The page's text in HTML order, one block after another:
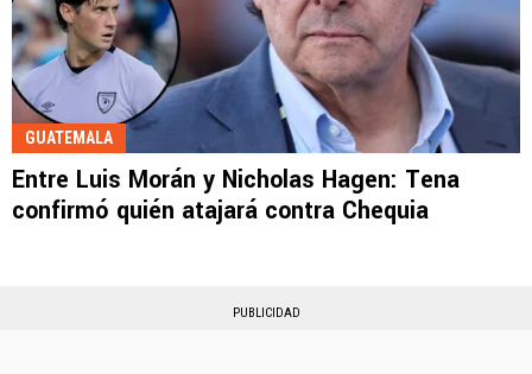
GUATEMALA
Entre Luis Morán y Nicholas Hagen: Tena
confirmó quién atajará contra Chequia
PUBLICIDAD